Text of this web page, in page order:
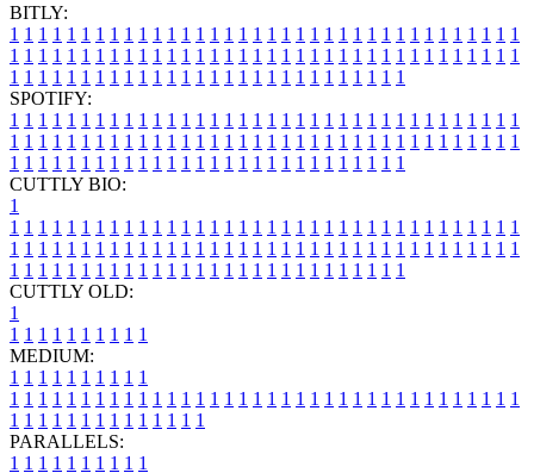
BITLY:
1 1 1 1 1 1 1 1 1 1 1 1 1 1 1 1 1 1 1 1 1 1 1 1 1 1 1 1 1 1 1 1 1 1 1 1
1 1 1 1 1 1 1 1 1 1 1 1 1 1 1 1 1 1 1 1 1 1 1 1 1 1 1 1 1 1 1 1 1 1 1 1
1 1 1 1 1 1 1 1 1 1 1 1 1 1 1 1 1 1 1 1 1 1 1 1 1 1 1 1
SPOTIFY:
1 1 1 1 1 1 1 1 1 1 1 1 1 1 1 1 1 1 1 1 1 1 1 1 1 1 1 1 1 1 1 1 1 1 1 1
1 1 1 1 1 1 1 1 1 1 1 1 1 1 1 1 1 1 1 1 1 1 1 1 1 1 1 1 1 1 1 1 1 1 1 1
1 1 1 1 1 1 1 1 1 1 1 1 1 1 1 1 1 1 1 1 1 1 1 1 1 1 1 1
CUTTLY BIO:
1
1 1 1 1 1 1 1 1 1 1 1 1 1 1 1 1 1 1 1 1 1 1 1 1 1 1 1 1 1 1 1 1 1 1 1 1
1 1 1 1 1 1 1 1 1 1 1 1 1 1 1 1 1 1 1 1 1 1 1 1 1 1 1 1 1 1 1 1 1 1 1 1
1 1 1 1 1 1 1 1 1 1 1 1 1 1 1 1 1 1 1 1 1 1 1 1 1 1 1 1
CUTTLY OLD:
1
1 1 1 1 1 1 1 1 1 1
MEDIUM:
1 1 1 1 1 1 1 1 1 1
1 1 1 1 1 1 1 1 1 1 1 1 1 1 1 1 1 1 1 1 1 1 1 1 1 1 1 1 1 1 1 1 1 1 1 1
1 1 1 1 1 1 1 1 1 1 1 1 1 1
PARALLELS:
1 1 1 1 1 1 1 1 1 1